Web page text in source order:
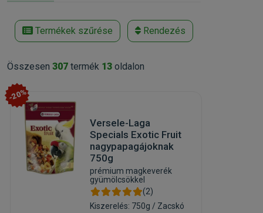
Termékek szűrése Rendezés
Összesen 307 termék 13 oldalon
-20%
Versele-Laga
Specials Exotic Fruit
nagypapagájoknak
750g
prémium magkeverék
gyümölcsökkel
(2)
Kiszerelés: 750g / Zacskó